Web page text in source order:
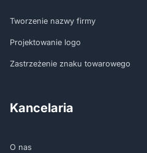
Tworzenie nazwy firmy
Projektowanie logo
Zastrzeżenie znaku towarowego
Kancelaria
O nas